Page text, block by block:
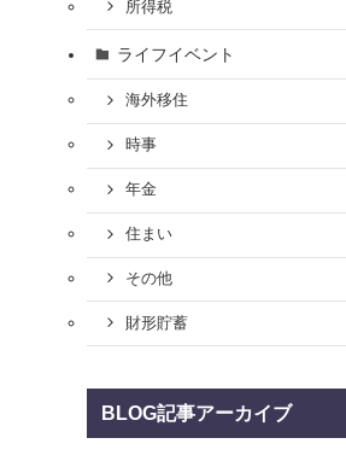
所得税
ライフイベント
海外移住
時事
年金
住まい
その他
財形貯蓄
BLOG記事アーカイブ